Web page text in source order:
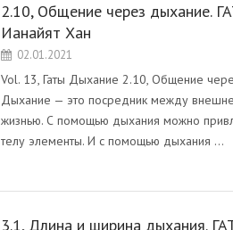
2.10, Общение через дыхание.
Ианайят Хан
02.01.2021
Vol. 13, Гаты Дыхание 2.10, Общение
Дыхание — это посредник между
жизнью. С помощью дыхания можно
телу элементы. И с помощью дыхания …
3.1, Длина и ширина дыхания.